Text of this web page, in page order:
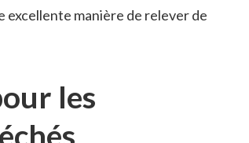
excellente manière de relever de
les